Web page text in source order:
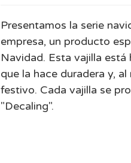
Presentamos la serie
empresa, un producto
Navidad. Esta vajilla
que la hace duradera y,
festivo. Cada vajilla se
"Decaling".